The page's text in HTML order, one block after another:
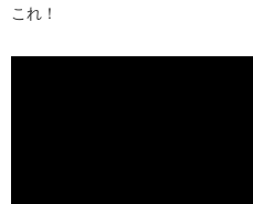
これ！